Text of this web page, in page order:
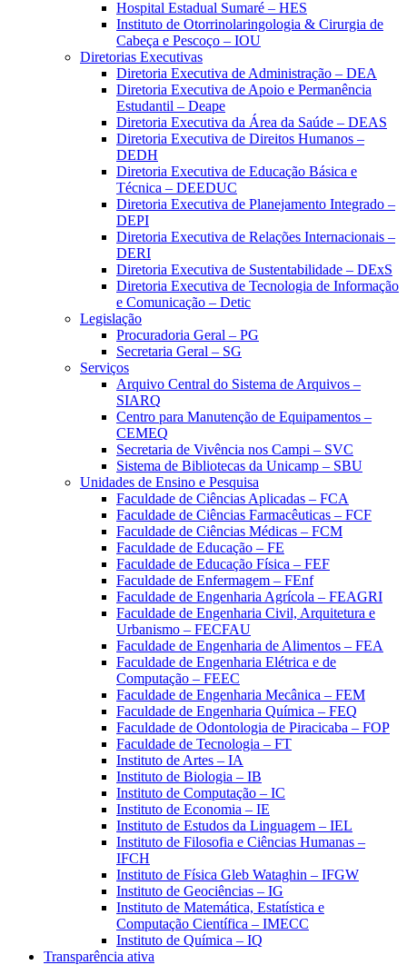
Hospital Estadual Sumaré – HES
Instituto de Otorrinolaringologia & Cirurgia de
Cabeça e Pescoço – IOU
Diretorias Executivas
Diretoria Executiva de Administração – DEA
Diretoria Executiva de Apoio e Permanência
Estudantil – Deape
Diretoria Executiva da Área da Saúde – DEAS
Diretoria Executiva de Direitos Humanos –
DEDH
Diretoria Executiva de Educação Básica e
Técnica – DEEDUC
Diretoria Executiva de Planejamento Integrado –
DEPI
Diretoria Executiva de Relações Internacionais –
DERI
Diretoria Executiva de Sustentabilidade – DExS
Diretoria Executiva de Tecnologia de Informação
e Comunicação – Detic
Legislação
Procuradoria Geral – PG
Secretaria Geral – SG
Serviços
Arquivo Central do Sistema de Arquivos –
SIARQ
Centro para Manutenção de Equipamentos –
CEMEQ
Secretaria de Vivência nos Campi – SVC
Sistema de Bibliotecas da Unicamp – SBU
Unidades de Ensino e Pesquisa
Faculdade de Ciências Aplicadas – FCA
Faculdade de Ciências Farmacêuticas – FCF
Faculdade de Ciências Médicas – FCM
Faculdade de Educação – FE
Faculdade de Educação Física – FEF
Faculdade de Enfermagem – FEnf
Faculdade de Engenharia Agrícola – FEAGRI
Faculdade de Engenharia Civil, Arquitetura e
Urbanismo – FECFAU
Faculdade de Engenharia de Alimentos – FEA
Faculdade de Engenharia Elétrica e de
Computação – FEEC
Faculdade de Engenharia Mecânica – FEM
Faculdade de Engenharia Química – FEQ
Faculdade de Odontologia de Piracicaba – FOP
Faculdade de Tecnologia – FT
Instituto de Artes – IA
Instituto de Biologia – IB
Instituto de Computação – IC
Instituto de Economia – IE
Instituto de Estudos da Linguagem – IEL
Instituto de Filosofia e Ciências Humanas –
IFCH
Instituto de Física Gleb Wataghin – IFGW
Instituto de Geociências – IG
Instituto de Matemática, Estatística e
Computação Científica – IMECC
Instituto de Química – IQ
Transparência ativa